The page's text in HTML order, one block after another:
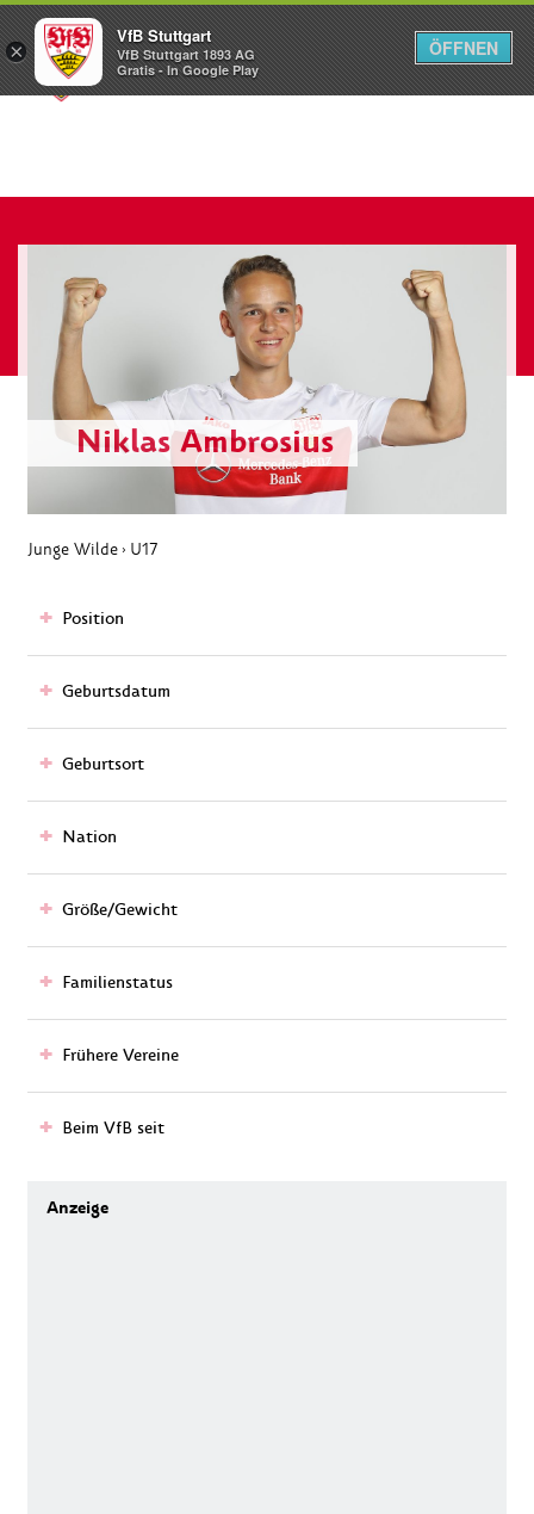
Menü
Niklas Ambrosius
Junge Wilde › U17
Position
Geburtsdatum
Geburtsort
Nation
Größe/Gewicht
Familienstatus
Frühere Vereine
Beim VfB seit
×
VfB Stuttgart
VfB Stuttgart 1893 AG
Gratis - In Google Play
ÖFFNEN